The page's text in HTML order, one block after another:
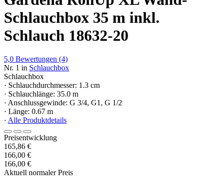
Schlauchbox 35 m inkl.
Schlauch 18632-20
5,0 Bewertungen (4)
Nr. 1 in Schlauchbox
Schlauchbox
· Schlauchdurchmesser: 1.3 cm
· Schlauchlänge: 35.0 m
· Anschlussgewinde: G 3/4, G1, G 1/2
· Länge: 0.67 m
· Alle Produktdetails
Preisentwicklung
165,86 €
166,00 €
166,00 €
Aktuell normaler Preis